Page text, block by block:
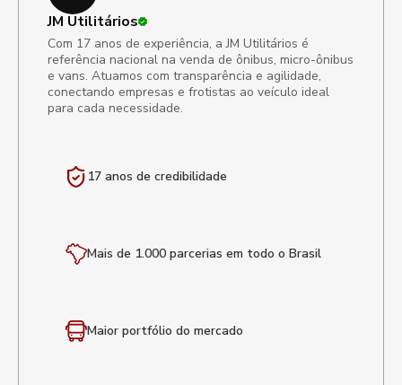
JM Utilitários
Com 17 anos de experiência, a JM Utilitários é
referência nacional na venda de ônibus, micro-ônibus
e vans. Atuamos com transparência e agilidade,
conectando empresas e frotistas ao veículo ideal
para cada necessidade.
17 anos de credibilidade
Mais de 1.000 parcerias em todo o Brasil
Maior portfólio do mercado